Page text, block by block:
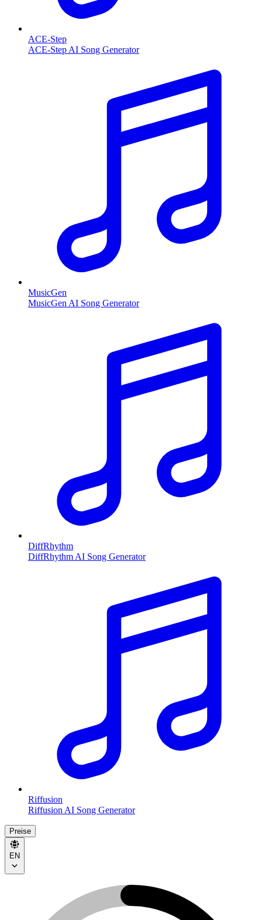
ACE-Step
ACE-Step AI Song Generator
MusicGen
MusicGen AI Song Generator
DiffRhythm
DiffRhythm AI Song Generator
Riffusion
Riffusion AI Song Generator
Preise
EN